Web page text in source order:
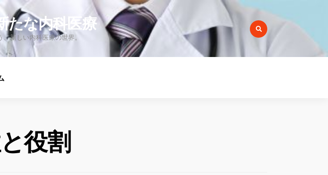
for:
たな内科医療
新しい内科医療の世界。
役割